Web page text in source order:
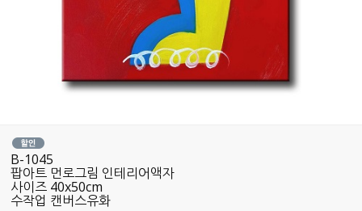
B-1045
팝아트 먼로그림 인테리어액자
사이즈 40x50cm
수작업 캔버스유화